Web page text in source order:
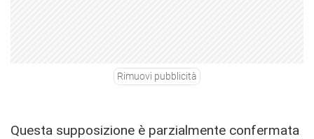
Rimuovi pubblicità
Questa supposizione è parzialmente confermata